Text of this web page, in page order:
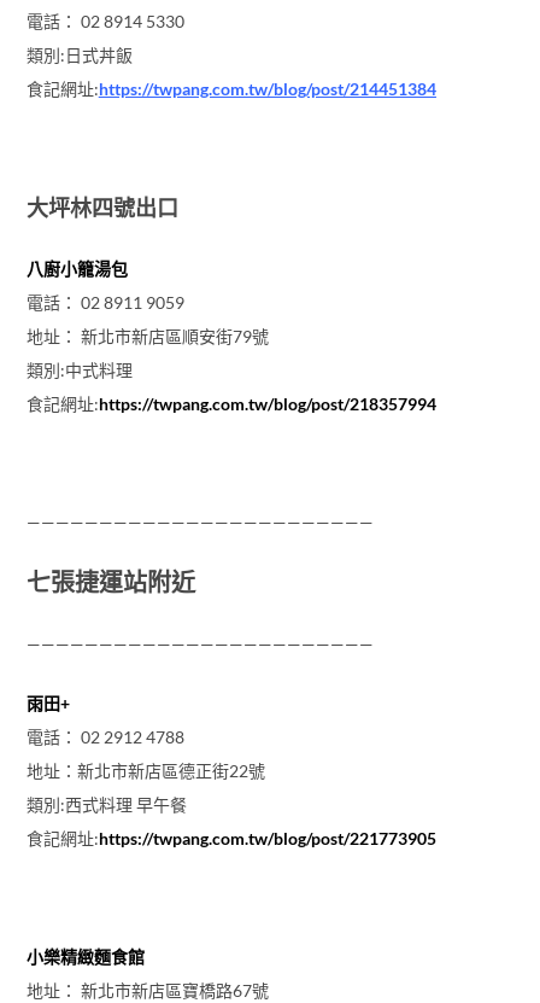
電話： 02 8914 5330
類別:日式丼飯
食記網址:https://twpang.com.tw/blog/post/214451384
大坪林四號出口
八廚小籠湯包
電話： 02 8911 9059
地址： 新北市新店區順安街79號
類別:中式料理
食記網址:https://twpang.com.tw/blog/post/218357994
————————————————————————
七張捷運站附近
————————————————————————
雨田+
電話： 02 2912 4788
地址：新北市新店區德正街22號
類別:西式料理 早午餐
食記網址:https://twpang.com.tw/blog/post/221773905
小樂精緻麵食館
地址： 新北市新店區寶橋路67號